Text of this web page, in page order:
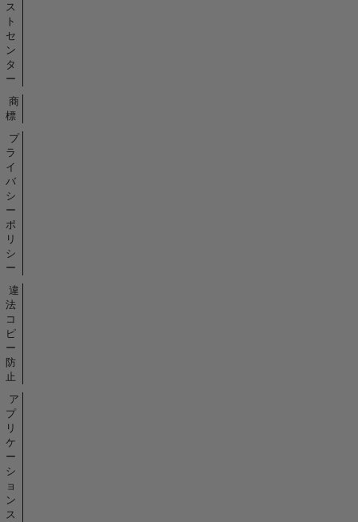
ス
ト
セ
ン
タ
ー
商
標
プ
ラ
イ
バ
シ
ー
ポ
リ
シ
ー
違
法
コ
ピ
ー
防
止
ア
プ
リ
ケ
ー
シ
ョ
ン
ス